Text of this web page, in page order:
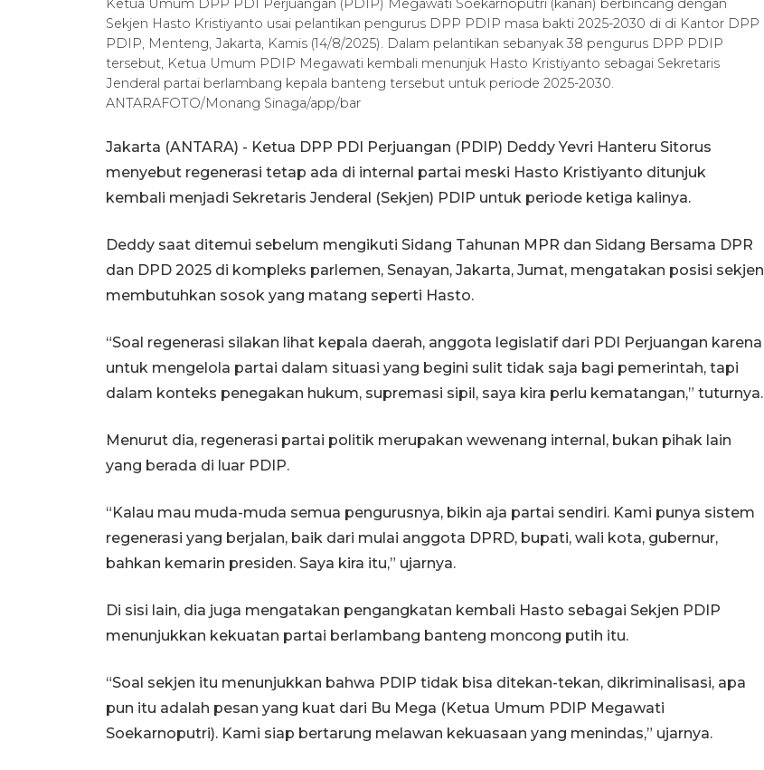
Ketua Umum DPP PDI Perjuangan (PDIP) Megawati Soekarnoputri (kanan) berbincang dengan
Sekjen Hasto Kristiyanto usai pelantikan pengurus DPP PDIP masa bakti 2025-2030 di di Kantor DPP
PDIP, Menteng, Jakarta, Kamis (14/8/2025). Dalam pelantikan sebanyak 38 pengurus DPP PDIP
tersebut, Ketua Umum PDIP Megawati kembali menunjuk Hasto Kristiyanto sebagai Sekretaris
Jenderal partai berlambang kepala banteng tersebut untuk periode 2025-2030.
ANTARAFOTO/Monang Sinaga/app/bar
Jakarta (ANTARA) - Ketua DPP PDI Perjuangan (PDIP) Deddy Yevri Hanteru Sitorus
menyebut regenerasi tetap ada di internal partai meski Hasto Kristiyanto ditunjuk
kembali menjadi Sekretaris Jenderal (Sekjen) PDIP untuk periode ketiga kalinya.
Deddy saat ditemui sebelum mengikuti Sidang Tahunan MPR dan Sidang Bersama DPR
dan DPD 2025 di kompleks parlemen, Senayan, Jakarta, Jumat, mengatakan posisi sekjen
membutuhkan sosok yang matang seperti Hasto.
“Soal regenerasi silakan lihat kepala daerah, anggota legislatif dari PDI Perjuangan karena
untuk mengelola partai dalam situasi yang begini sulit tidak saja bagi pemerintah, tapi
dalam konteks penegakan hukum, supremasi sipil, saya kira perlu kematangan,” tuturnya.
Menurut dia, regenerasi partai politik merupakan wewenang internal, bukan pihak lain
yang berada di luar PDIP.
“Kalau mau muda-muda semua pengurusnya, bikin aja partai sendiri. Kami punya sistem
regenerasi yang berjalan, baik dari mulai anggota DPRD, bupati, wali kota, gubernur,
bahkan kemarin presiden. Saya kira itu,” ujarnya.
Di sisi lain, dia juga mengatakan pengangkatan kembali Hasto sebagai Sekjen PDIP
menunjukkan kekuatan partai berlambang banteng moncong putih itu.
“Soal sekjen itu menunjukkan bahwa PDIP tidak bisa ditekan-tekan, dikriminalisasi, apa
pun itu adalah pesan yang kuat dari Bu Mega (Ketua Umum PDIP Megawati
Soekarnoputri). Kami siap bertarung melawan kekuasaan yang menindas,” ujarnya.